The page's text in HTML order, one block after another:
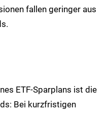
fallen geringer aus
ETF-Sparplans ist die
Bei kurzfristigen